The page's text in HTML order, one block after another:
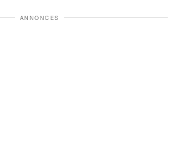
ANNONCES